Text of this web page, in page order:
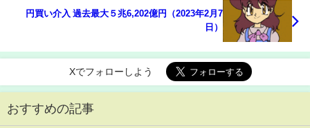
円買い介入 過去最大５兆6,202億円（2023年2月7
日）
Xでフォローしよう
おすすめの記事